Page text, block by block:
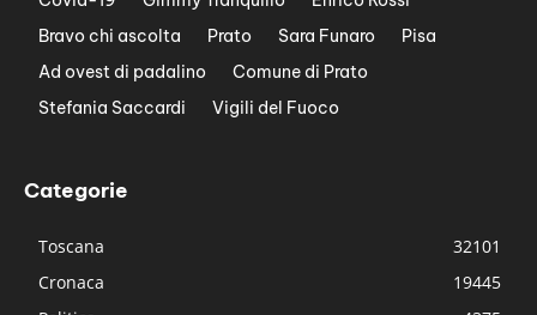
Bravo chi ascolta
Prato Sara Funaro
Pisa
Ad ovest di padalino
Comune di Prato
Stefania Saccardi
Vigili del Fuoco
Categorie
Toscana
32101
Cronaca
19445